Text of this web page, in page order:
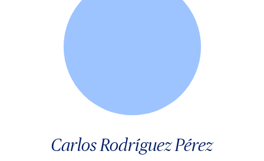
Carlos Rodríguez Pérez